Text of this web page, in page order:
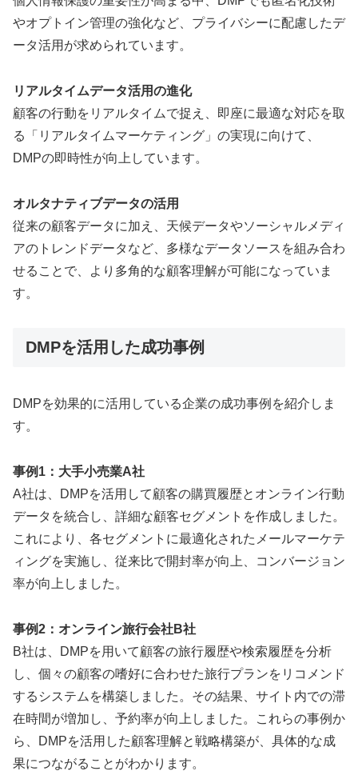
やオプトイン管理の強化など、プライバシーに配慮したデ
ータ活用が求められています。
リアルタイムデータ活用の進化
顧客の行動をリアルタイムで捉え、即座に最適な対応を取
る「リアルタイムマーケティング」の実現に向けて、
DMPの即時性が向上しています。
オルタナティブデータの活用
従来の顧客データに加え、天候データやソーシャルメディ
アのトレンドデータなど、多様なデータソースを組み合わ
せることで、より多角的な顧客理解が可能になっていま
す。
DMPを活用した成功事例
DMPを効果的に活用している企業の成功事例を紹介しま
す。
事例1：大手小売業A社
A社は、DMPを活用して顧客の購買履歴とオンライン行動
データを統合し、詳細な顧客セグメントを作成しました。
これにより、各セグメントに最適化されたメールマーケテ
ィングを実施し、従来比で開封率が向上、コンバージョン
率が向上しました。
事例2：オンライン旅行会社B社
B社は、DMPを用いて顧客の旅行履歴や検索履歴を分析
し、個々の顧客の嗜好に合わせた旅行プランをリコメンド
するシステムを構築しました。その結果、サイト内での滞
在時間が増加し、予約率が向上しました。これらの事例か
ら、DMPを活用した顧客理解と戦略構築が、具体的な成
果につながることがわかります。